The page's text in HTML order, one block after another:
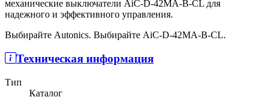
механические выключатели AiC-D-42MA-B-CL для
надежного и эффективного управления.
Выбирайте Autonics. Выбирайте AiC-D-42MA-B-CL.
Техническая информация
Тип
Каталог